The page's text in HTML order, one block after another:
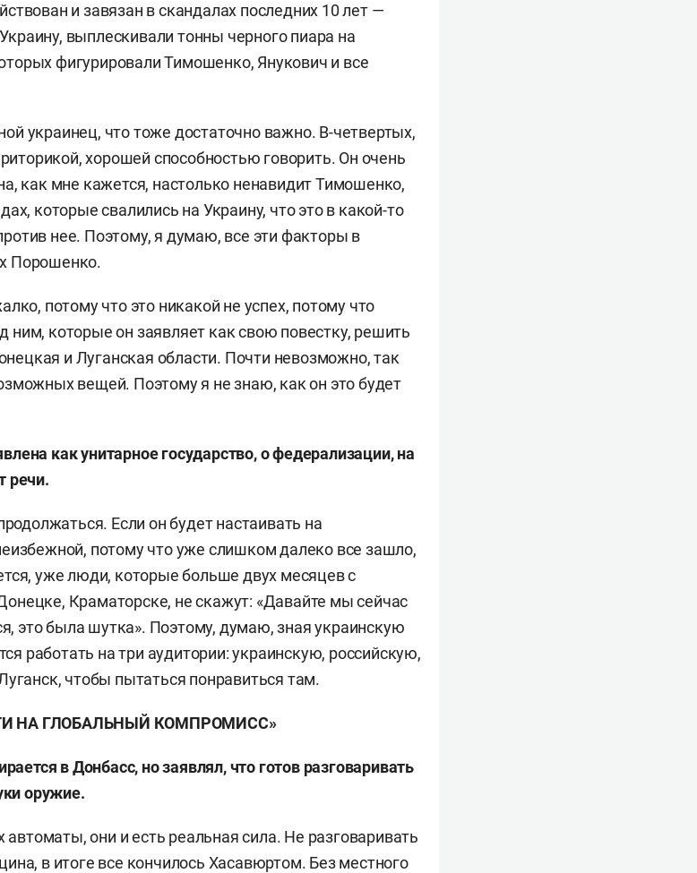
и завязан в скандалах последних 10 лет —
выплескивали тонны черного пиара на
фигурировали Тимошенко, Янукович и все
украинец, что тоже достаточно важно. В-четвертых,
хорошей способностью говорить. Он очень
как мне кажется, настолько ненавидит Тимошенко,
которые свалились на Украину, что это в какой-то
нее. Поэтому, я думаю, все эти факторы в
Порошенко.
потому что это никакой не успех, потому что
ним, которые он заявляет как свою повестку, решить
и Луганская области. Почти невозможно, так
вещей. Поэтому я не знаю, как он это будет
как унитарное государство, о федерализации, на
речи.
Если он будет настаивать на
потому что уже слишком далеко все зашло,
уже люди, которые больше двух месяцев с
Краматорске, не скажут: «Давайте мы сейчас
это была шутка». Поэтому, думаю, зная украинскую
работать на три аудитории: украинскую, российскую,
чтобы пытаться понравиться там.
НА ГЛОБАЛЬНЫЙ КОМПРОМИСС»
в Донбасс, но заявлял, что готов разговаривать
оружие.
автоматы, они и есть реальная сила. Не разговаривать
в итоге все кончилось Хасавюртом. Без местного